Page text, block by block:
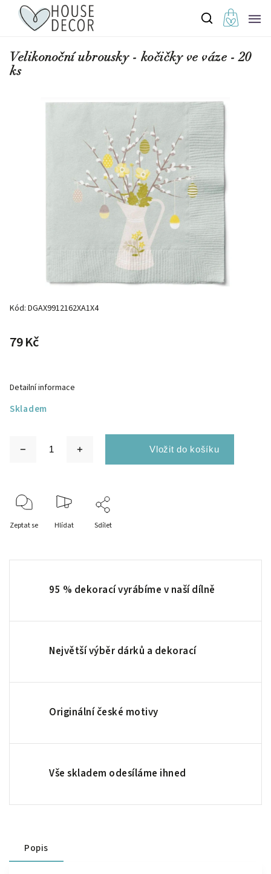
Velikonoční ubrousky - kočičky ve váze - 20
ks
Kód: DGAX9912162XA1X4
79 Kč
Skladem
Detailní informace
Zeptat se Hlídat Sdílet
95 % dekorací vyrábíme v naší dílně
Největší výběr dárků a dekorací
Originální české motivy
Vše skladem odesíláme ihned
Popis